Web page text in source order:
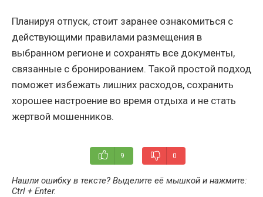
Планируя отпуск, стоит заранее ознакомиться с
действующими правилами размещения в
выбранном регионе и сохранять все документы,
связанные с бронированием. Такой простой подход
поможет избежать лишних расходов, сохранить
хорошее настроение во время отдыха и не стать
жертвой мошенников.
9 0
Нашли ошибку в тексте? Выделите её мышкой и нажмите:
Ctrl + Enter.